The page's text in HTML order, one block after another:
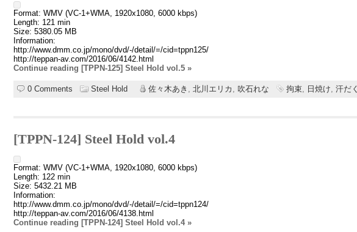
Format: WMV (VC-1+WMA, 1920x1080, 6000 kbps)
Length: 121 min
Size: 5380.05 MB
Information:
http://www.dmm.co.jp/mono/dvd/-/detail/=/cid=tppn125/
http://teppan-av.com/2016/06/4142.html
Continue reading [TPPN-125] Steel Hold vol.5 »
0 Comments Steel Hold 佐々木あき 北川エリカ 吹石れな 拘束, 日焼け 汗だく
[TPPN-124] Steel Hold vol.4
Format: WMV (VC-1+WMA, 1920x1080, 6000 kbps)
Length: 122 min
Size: 5432.21 MB
Information:
http://www.dmm.co.jp/mono/dvd/-/detail/=/cid=tppn124/
http://teppan-av.com/2016/06/4138.html
Continue reading [TPPN-124] Steel Hold vol.4 »